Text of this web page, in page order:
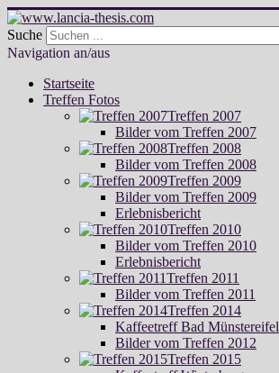
Suche
Navigation an/aus
Startseite
Treffen Fotos
Treffen 2007
Bilder vom Treffen 2007
Treffen 2008
Bilder vom Treffen 2008
Treffen 2009
Bilder vom Treffen 2009
Erlebnisbericht
Treffen 2010
Bilder vom Treffen 2010
Erlebnisbericht
Treffen 2011
Bilder vom Treffen 2011
Treffen 2014
Kaffeetreff Bad Münstereifel
Bilder vom Treffen 2012
Treffen 2015